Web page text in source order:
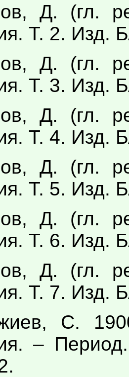
Д. (гл.
Т. 2. Изд.
Д. (гл.
Т. 3. Изд.
Д. (гл.
Т. 4. Изд.
Д. (гл.
Т. 5. Изд.
Д. (гл.
Т. 6. Изд.
Д. (гл.
Т. 7. Изд.
С.
–